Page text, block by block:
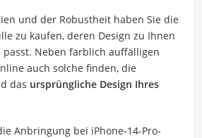
und der Robustheit haben Sie die
zu kaufen, deren Design zu Ihnen
Neben farblich auffälligen
auch solche finden, die
das ursprüngliche Design Ihres
Anbringung bei iPhone-14-Pro-